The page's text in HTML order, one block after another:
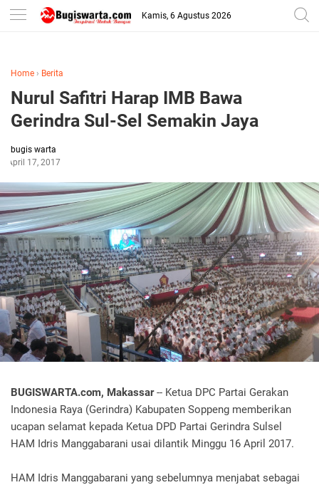
-->
Kamis, 6 Agustus 2026
Home › Berita
Nurul Safitri Harap IMB Bawa
Gerindra Sul-Sel Semakin Jaya
bugis warta
April 17, 2017
BUGISWARTA.com, Makassar-- Ketua DPC Partai Gerakan
Indonesia Raya (Gerindra) Kabupaten Soppeng memberikan
ucapan selamat kepada Ketua DPD Partai Gerindra Sulsel
HAM Idris Manggabarani usai dilantik Minggu 16 April 2017.
HAM Idris Manggabarani yang sebelumnya menjabat sebagai